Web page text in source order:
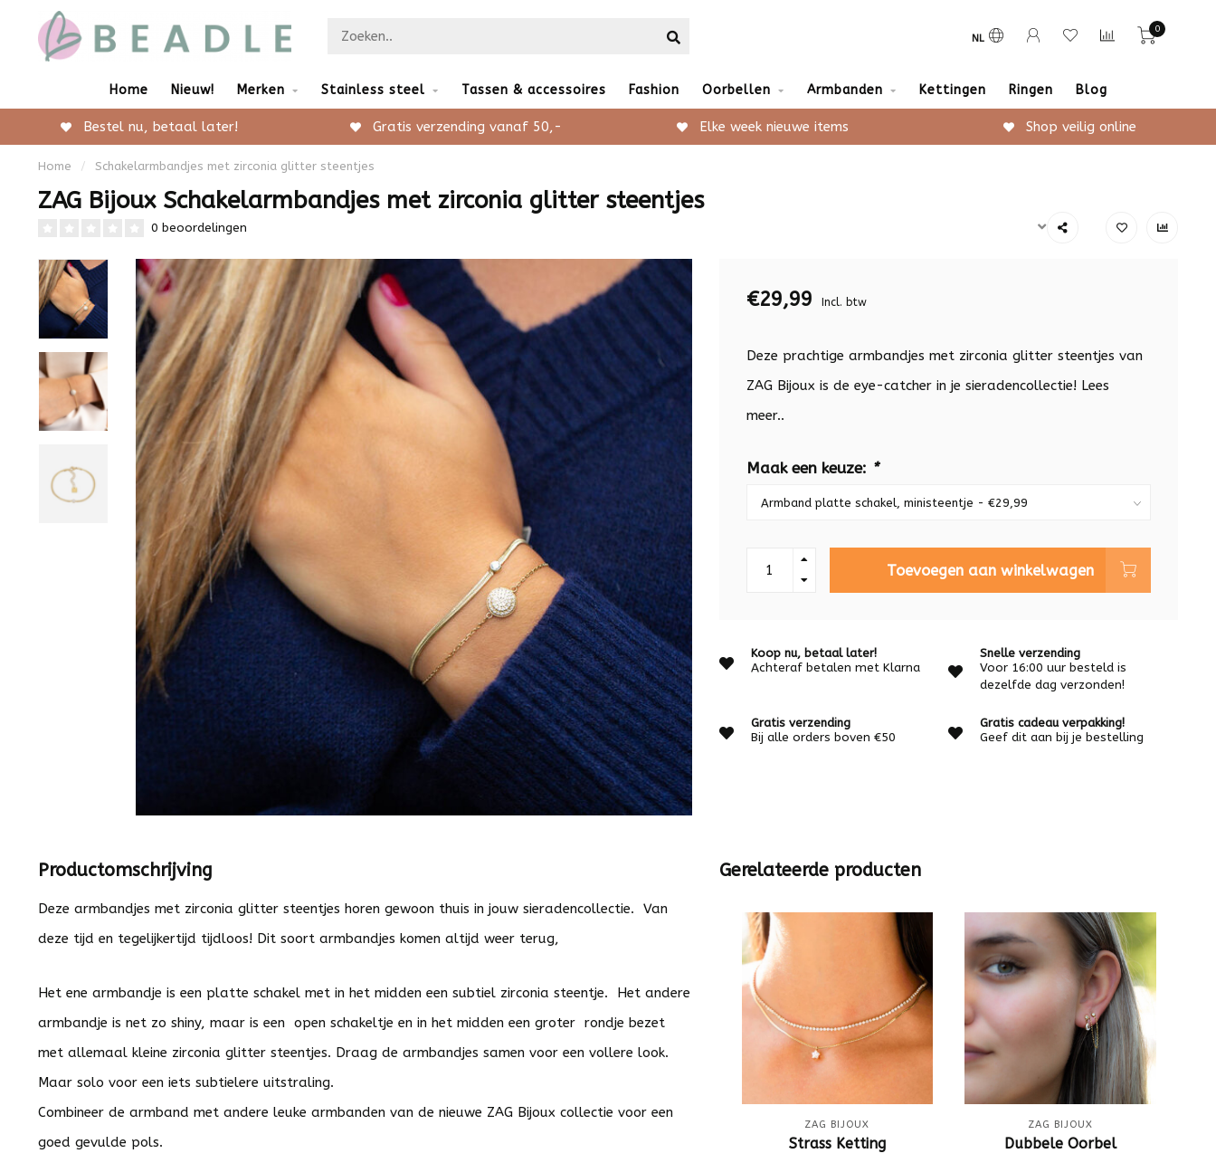
NL
0
Home Nieuw! Merken Stainless steel Tassen & accessoires Fashion Oorbellen Armbanden Kettingen Ringen Blog
Bestel nu, betaal later! Gratis verzending vanaf 50,- Elke week nieuwe items Shop veilig online
Home / Schakelarmbandjes met zirconia glitter steentjes
ZAG Bijoux Schakelarmbandjes met zirconia glitter steentjes
0 beoordelingen
€29,99 Incl. btw
Deze prachtige armbandjes met zirconia glitter steentjes van
ZAG Bijoux is de eye-catcher in je sieradencollectie! Lees
meer..
Maak een keuze: *
Toevoegen aan winkelwagen
Koop nu, betaal later!
Achteraf betalen met Klarna
Snelle verzending
Voor 16:00 uur besteld is
dezelfde dag verzonden!
Gratis verzending
Bij alle orders boven €50
Gratis cadeau verpakking!
Geef dit aan bij je bestelling
Productomschrijving
Deze armbandjes met zirconia glitter steentjes horen gewoon thuis in jouw sieradencollectie. Van
deze tijd en tegelijkertijd tijdloos! Dit soort armbandjes komen altijd weer terug,
Het ene armbandje is een platte schakel met in het midden een subtiel zirconia steentje. Het andere
armbandje is net zo shiny, maar is een open schakeltje en in het midden een groter rondje bezet
met allemaal kleine zirconia glitter steentjes. Draag de armbandjes samen voor een vollere look.
Maar solo voor een iets subtielere uitstraling.
Combineer de armband met andere leuke armbanden van de nieuwe ZAG Bijoux collectie voor een
goed gevulde pols.
Gerelateerde producten
ZAG BIJOUX
Strass Ketting
ZAG BIJOUX
Dubbele Oorbel